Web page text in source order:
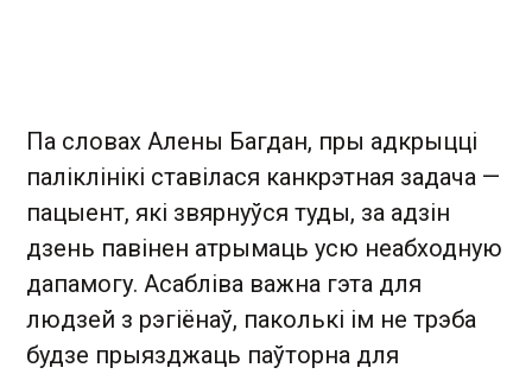
Па словах Алены Багдан, пры адкрыцці
паліклінікі ставілася канкрэтная задача —
пацыент, які звярнуўся туды, за адзін
дзень павінен атрымаць усю неабходную
дапамогу. Асабліва важна гэта для
людзей з рэгіёнаў, паколькі ім не трэба
будзе прыязджаць паўторна для